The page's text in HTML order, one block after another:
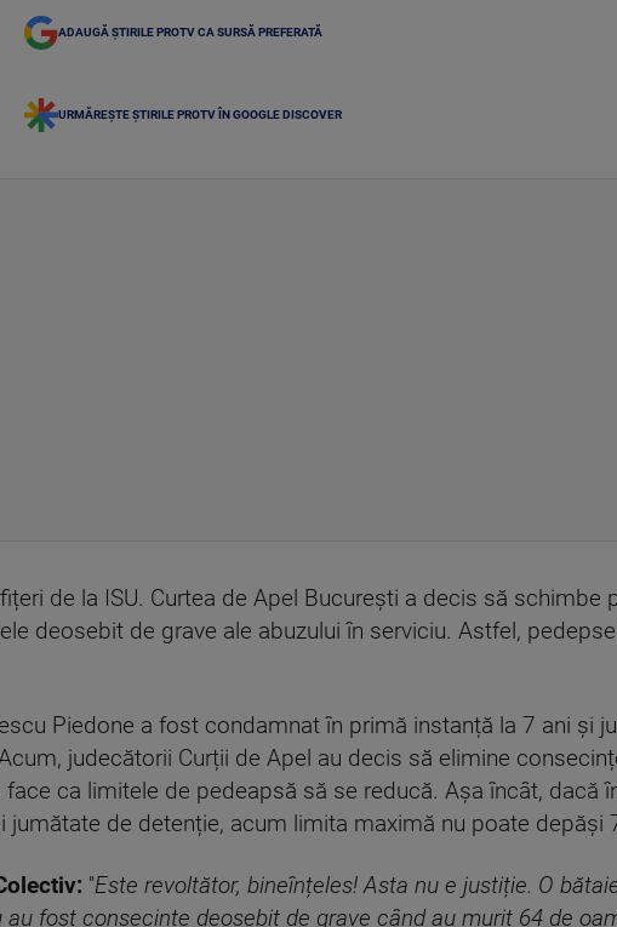
ADAUGĂ ȘTIRILE PROTV CA SURSĂ PREFERATĂ
URMĂREȘTE ȘTIRILE PROTV ÎN GOOGLE DISCOVER
de la ISU. Curtea de Apel București a decis să schimbe
deosebit de grave ale abuzului în serviciu. Astfel,
Piedone a fost condamnat în primă instanță la 7 ani și
judecătorii Curții de Apel au decis să elimine
ca limitele de pedeapsă să se reducă. Așa încât, dacă
jumătate de detenție, acum limita maximă nu poate depăși
''Este revoltător, bineînțeles! Asta nu e justiție. O
fost consecințe deosebit de grave când au murit 64 de